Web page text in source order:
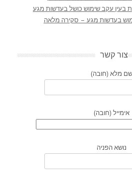
בעין עקב שימוש כושל בעדשות מגע
בעדשות מגע – סקירה מלאה
צור קשר
שם מלא (חובה)
אימייל (חובה)
נושא הפניה